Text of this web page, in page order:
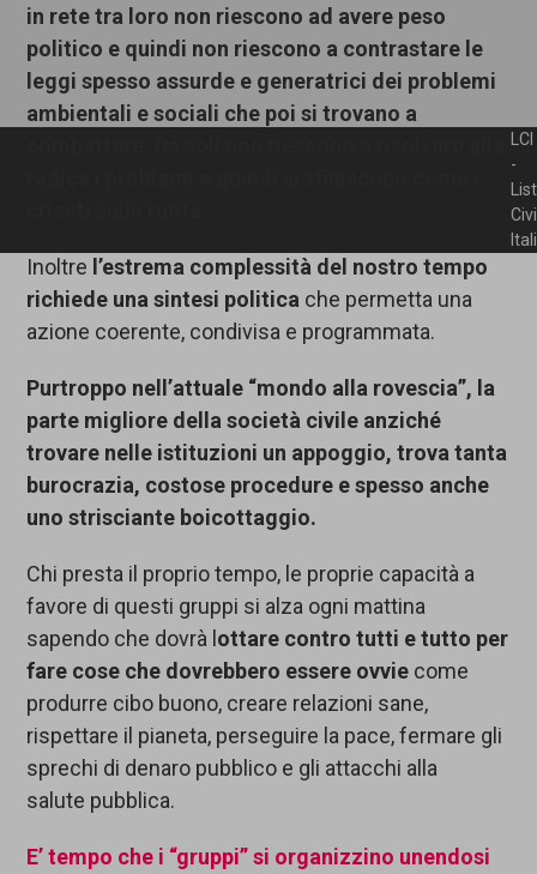
in rete tra loro non riescono ad avere peso
politico e quindi non riescono a contrastare le
leggi spesso assurde e generatrici dei problemi
ambientali e sociali che poisi trovano a
Inoltre l’estrema complessità del nostro tempo
richiede una sintesi politica che permetta una
azione coerente, condivisa e programmata.
Purtroppo nell’attuale “mondo alla rovescia”, la
parte migliore della società civile anziché
trovare nelle istituzioni un appoggio, trova tanta
burocrazia, costose procedure e spesso anche
uno strisciante boicottaggio.
Chi presta il proprio tempo, le proprie capacità a
favore di questi gruppi si alza ogni mattina
sapendo che dovrà l ottare contro tutti e tutto per
fare cose che dovrebbero essere ovvie come
produrre cibo buono, creare relazioni sane,
rispettare il pianeta, perseguire la pace, fermare gli
sprechi di denaro pubblico e gli attacchi alla
salute pubblica.
E’tempo che i “gruppi”si organizzino unendosi
LCI
-